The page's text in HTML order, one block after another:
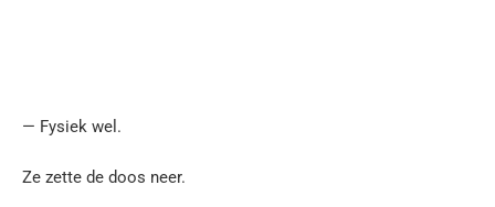
— Fysiek wel.
Ze zette de doos neer.